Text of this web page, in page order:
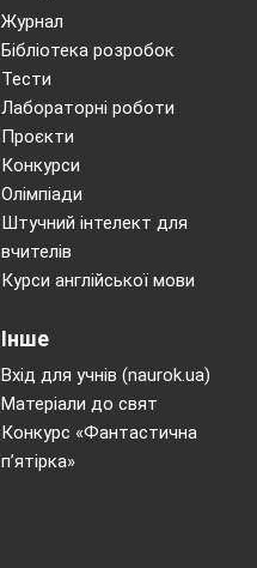
Журнал
Бібліотека розробок
Тести
Лабораторні роботи
Проєкти
Конкурси
Олімпіади
Штучний інтелект для
вчителів
Курси англійської мови
Інше
Вхід для учнів (naurok.ua)
Матеріали до свят
Конкурс «Фантастична
п’ятірка»